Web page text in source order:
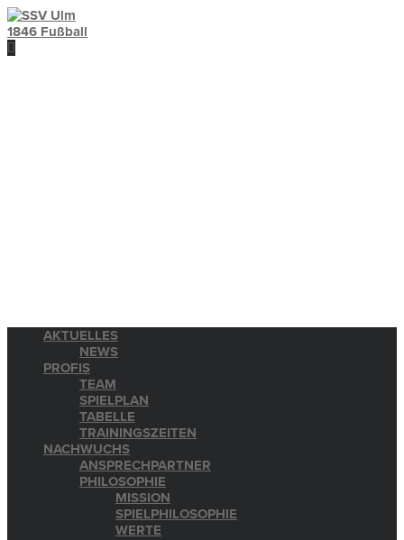
AKTUELLES
NEWS
PROFIS
TEAM
SPIELPLAN
TABELLE
TRAININGSZEITEN
NACHWUCHS
ANSPRECHPARTNER
PHILOSOPHIE
MISSION
SPIELPHILOSOPHIE
WERTE